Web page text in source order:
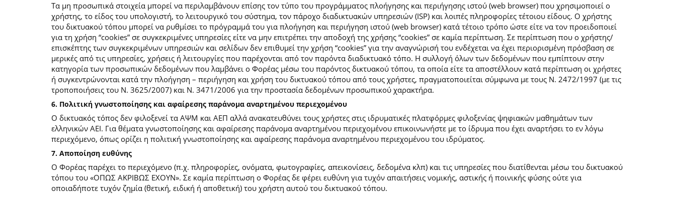
Τα μη προσωπικά στοιχεία μπορεί να περιλαμβάνουν επίσης τον τύπο του προγράμματος πλοήγησης και περιήγησης ιστού (web browser) που χρησιμοποιεί ο
χρήστης, το είδος του υπολογιστή, το λειτουργικό του σύστημα, τον πάροχο διαδικτυακών υπηρεσιών (ISP) και λοιπές πληροφορίες τέτοιου είδους. Ο χρήστης
του δικτυακού τόπου μπορεί να ρυθμίσει το πρόγραμμά του για πλοήγηση και περιήγηση ιστού (web browser) κατά τέτοιο τρόπο ώστε είτε να τον προειδοποιεί
για τη χρήση “cookies” σε συγκεκριμένες υπηρεσίες είτε να μην επιτρέπει την αποδοχή της χρήσης “cookies” σε καμία περίπτωση. Σε περίπτωση που ο χρήστης/
επισκέπτης των συγκεκριμένων υπηρεσιών και σελίδων δεν επιθυμεί την χρήση “cookies” για την αναγνώρισή του ενδέχεται να έχει περιορισμένη πρόσβαση σε
μερικές από τις υπηρεσίες, χρήσεις ή λειτουργίες που παρέχονται από τον παρόντα διαδικτυακό τόπο. Η συλλογή όλων των δεδομένων που εμπίπτουν στην
κατηγορία των προσωπικών δεδομένων που λαμβάνει ο Φορέας μέσω του παρόντος δικτυακού τόπου, τα οποία είτε τα αποστέλλουν κατά περίπτωση οι χρήστες
ή συγκεντρώνονται κατά την πλοήγηση – περιήγηση και χρήση του δικτυακού τόπου από τους χρήστες, πραγματοποιείται σύμφωνα με τους Ν. 2472/1997 (με τις
τροποποιήσεις του Ν. 3625/2007) και Ν. 3471/2006 για την προστασία δεδομένων προσωπικού χαρακτήρα.
6. Πολιτική γνωστοποίησης και αφαίρεσης παράνομα αναρτημένου περιεχομένου
Ο δικτυακός τόπος δεν φιλοξενεί τα ΑΨΜ και ΑΕΠ αλλά ανακατευθύνει τους χρήστες στις ιδρυματικές πλατφόρμες φιλοξενίας ψηφιακών μαθημάτων των
ελληνικών ΑΕΙ. Για θέματα γνωστοποίησης και αφαίρεσης παράνομα αναρτημένου περιεχομένου επικοινωνήστε με το ίδρυμα που έχει αναρτήσει το εν λόγω
περιεχόμενο, όπως ορίζει η πολιτική γνωστοποίησης και αφαίρεσης παράνομα αναρτημένου περιεχομένου του ιδρύματος.
7. Αποποίηση ευθύνης
Ο Φορέας παρέχει το περιεχόμενο (π.χ. πληροφορίες, ονόματα, φωτογραφίες, απεικονίσεις, δεδομένα κλπ) και τις υπηρεσίες που διατίθενται μέσω του δικτυακού
τόπου του «ΟΠΩΣ ΑΚΡΙΒΩΣ ΕΧΟΥΝ». Σε καμία περίπτωση ο Φορέας δε φέρει ευθύνη για τυχόν απαιτήσεις νομικής, αστικής ή ποινικής φύσης ούτε για
οποιαδήποτε τυχόν ζημία (θετική, ειδική ή αποθετική) του χρήστη αυτού του δικτυακού τόπου.